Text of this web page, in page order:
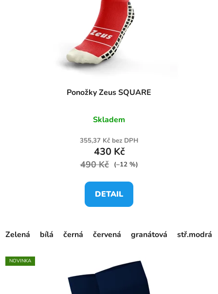
Ponožky Zeus SQUARE
Skladem
355,37 Kč bez DPH
430 Kč
490 Kč (–12 %)
DETAIL
Zelená bílá černá červená granátová stř.modrá
NOVINKA